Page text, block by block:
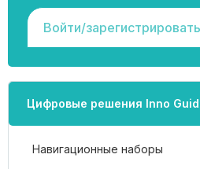
Войти/
Цифровые решения Inno
Навигационные наборы